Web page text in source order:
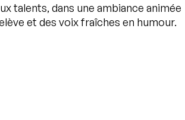
talents, dans une ambiance animée
et des voix fraîches en humour.